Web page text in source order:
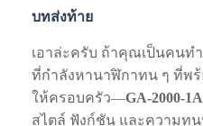
บทส่งท้าย
เอาล่ะครับ ถ้าคุณเป็นคนท
ที่กำลังหานาฬิกาทน ๆ ที่พร้
ให้ครอบครัว—
สไตล์ ฟังก์ชัน และความท